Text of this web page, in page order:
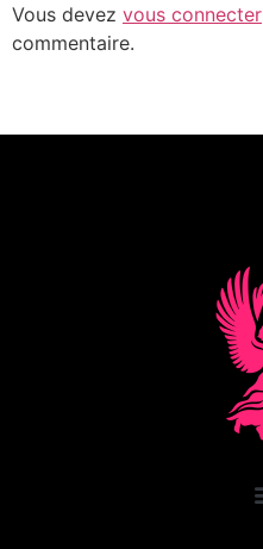
Vous devez vous connecter
commentaire.